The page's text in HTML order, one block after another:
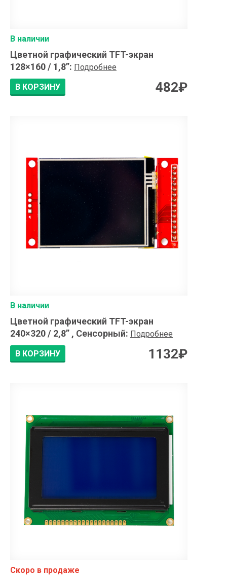
В наличии
Цветной графический TFT-экран
128×160 / 1,8”: Подробнее
В КОРЗИНУ 482₽
В наличии
Цветной графический TFT-экран
240×320 / 2,8” , Сенсорный: Подробнее
В КОРЗИНУ 1132₽
Скоро в продаже